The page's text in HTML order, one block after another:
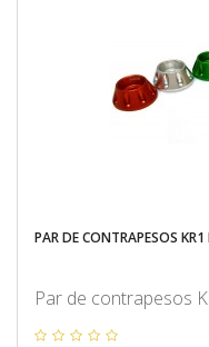
PAR DE CONTRAPESOS
Par de contrapesos